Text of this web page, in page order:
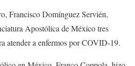
Francisco Domínguez Servién,
Apostólica de México tres
atender a enfermos por COVID-19.